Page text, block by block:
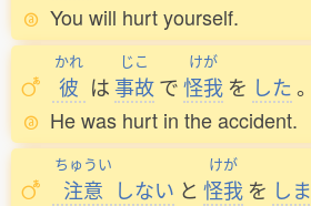
You will hurt yourself.
かれ
彼 は
じこ
事故で
けが
怪我 を した。
He was hurt in the accident.
ちゅうい
注意 しない と
けが
怪我 を し